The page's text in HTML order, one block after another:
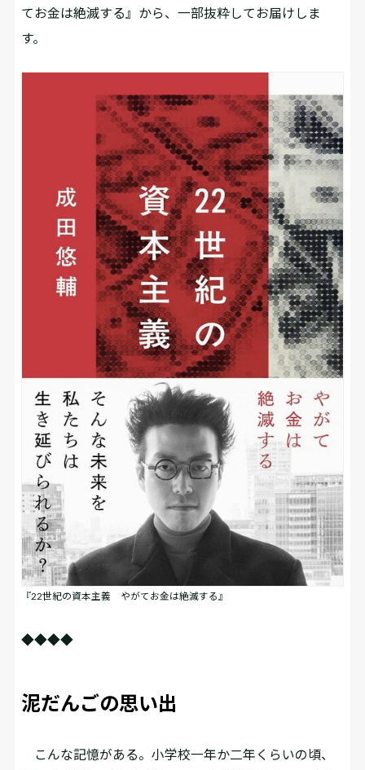
てお金は絶滅する』から、一部抜粋してお届けしま
す。
『22世紀の資本主義 やがてお金は絶滅する』
◆◆◆◆
泥だんごの思い出
こんな記憶がある。小学校一年か二年くらいの頃、